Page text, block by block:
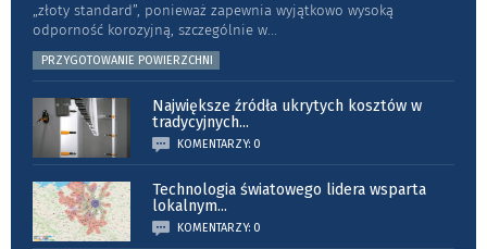
„złoty standard”, ponieważ zapewnia wyjątkowo wysoką
odporność koro­zyjną, szczególnie w
PRZYGOTOWANIE POWIERZCHNI
Największe źródła ukrytych kosztów w
tradycyjnych...
KOMENTARZY: 0
Technologia światowego lidera wsparta
lokalnym...
KOMENTARZY: 0